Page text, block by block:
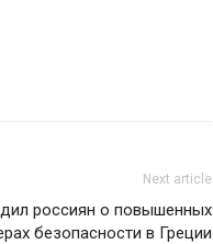
Next article
россиян о повышенных
безопасности в Греции